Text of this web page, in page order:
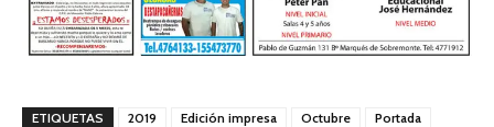
ETIQUETAS 2019 Edición impresa Octubre Portada